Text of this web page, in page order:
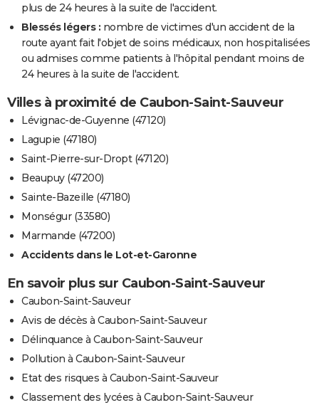
plus de 24 heures à la suite de l'accident.
Blessés légers : nombre de victimes d'un accident de la
route ayant fait l'objet de soins médicaux, non hospitalisées
ou admises comme patients à l'hôpital pendant moins de
24 heures à la suite de l'accident.
Villes à proximité de Caubon-Saint-Sauveur
Lévignac-de-Guyenne (47120)
Lagupie (47180)
Saint-Pierre-sur-Dropt (47120)
Beaupuy (47200)
Sainte-Bazeille (47180)
Monségur (33580)
Marmande (47200)
Accidents dans le Lot-et-Garonne
En savoir plus sur Caubon-Saint-Sauveur
Caubon-Saint-Sauveur
Avis de décès à Caubon-Saint-Sauveur
Délinquance à Caubon-Saint-Sauveur
Pollution à Caubon-Saint-Sauveur
Etat des risques à Caubon-Saint-Sauveur
Classement des lycées à Caubon-Saint-Sauveur